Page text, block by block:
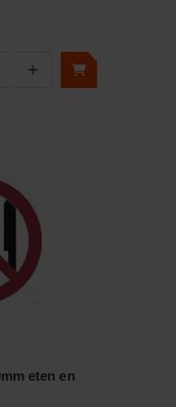
+
eten en